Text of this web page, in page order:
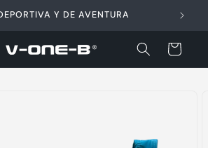
Y DE AVENTURA
Carrito